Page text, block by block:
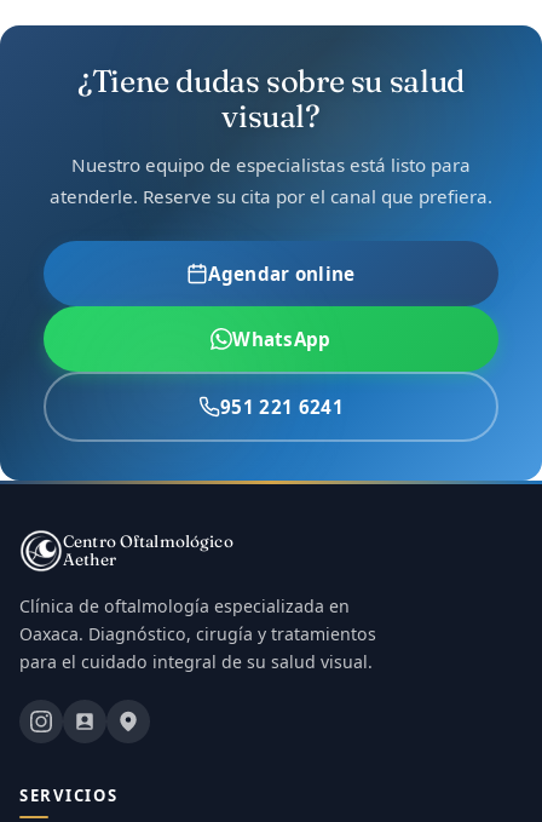
¿Tiene dudas sobre su salud
visual?
Nuestro equipo de especialistas está listo para
atenderle. Reserve su cita por el canal que prefiera.
Agendar online
WhatsApp
951 221 6241
Centro Oftalmológico
Aether
Clínica de oftalmología especializada en
Oaxaca. Diagnóstico, cirugía y tratamientos
para el cuidado integral de su salud visual.
SERVICIOS